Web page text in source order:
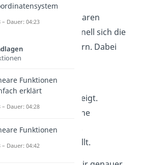
Steigung
einer linearen
gibt an, wie schnell sich die
verändern. Dabei
drei verschiedene
: Die Gerade steigt.
: Du erhältst eine
Gerade.
: Die Gerade fällt.
– Dauer: 04:23
Funktionen
erklärt
– Dauer: 04:28
Funktionen
– Dauer: 04:42